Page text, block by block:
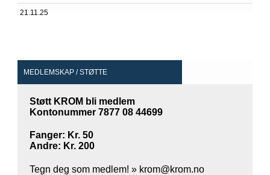
21.11.25
MEDLEMSKAP / STØTTE
Støtt KROM bli medlem
Kontonummer 7877 08 44699
Fanger: Kr. 50
Andre: Kr. 200
Tegn deg som medlem! » krom@krom.no